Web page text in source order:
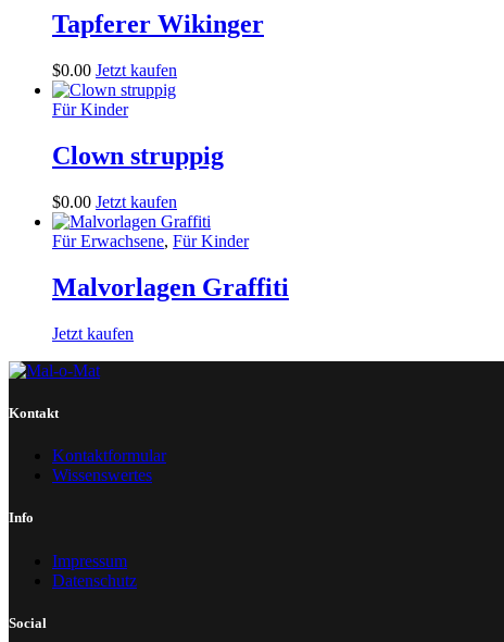
Tapferer Wikinger
$0.00 Jetzt kaufen
Für Kinder
Clown struppig
$0.00 Jetzt kaufen
Für Erwachsene, Für Kinder
Malvorlagen Graffiti
Jetzt kaufen
Kontakt
Kontaktformular
Wissenswertes
Info
Impressum
Datenschutz
Social